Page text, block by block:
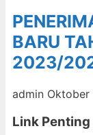
BARU
2023/
admin
Link Penting